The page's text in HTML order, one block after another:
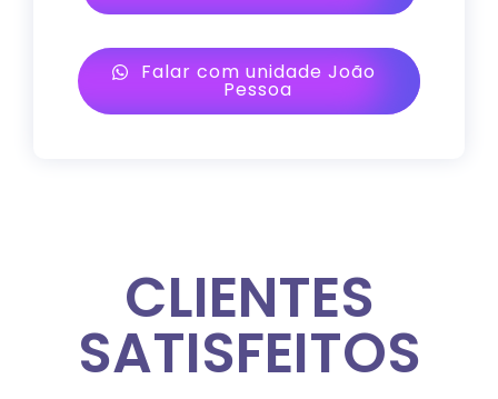
Falar com unidade João
Pessoa
CLIENTES
SATISFEITOS